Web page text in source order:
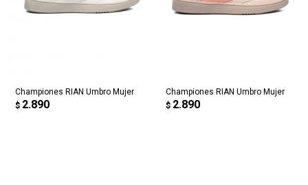
Championes RIAN Umbro Mujer
$ 2.890
Championes RIAN Umbro Mujer
$ 2.890